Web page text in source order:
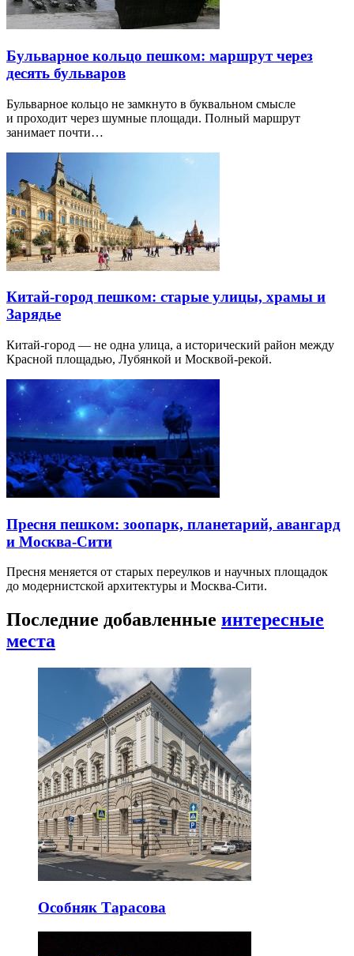
Бульварное кольцо пешком: маршрут через
десять бульваров
Бульварное кольцо не замкнуто в буквальном смысле
и проходит через шумные площади. Полный маршрут
занимает почти…
Китай-город пешком: старые улицы, храмы и
Зарядье
Китай-город — не одна улица, а исторический район между
Красной площадью, Лубянкой и Москвой-рекой.
Пресня пешком: зоопарк, планетарий, авангард
и Москва-Сити
Пресня меняется от старых переулков и научных площадок
до модернистской архитектуры и Москва-Сити.
Последние добавленные интересные
места
Особняк Тарасова